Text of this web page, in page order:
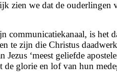
zien we dat de ouderlingen
communicatiekanaal, is het
te zijn die Christus
‘meest geliefde
glorie en lof van hun